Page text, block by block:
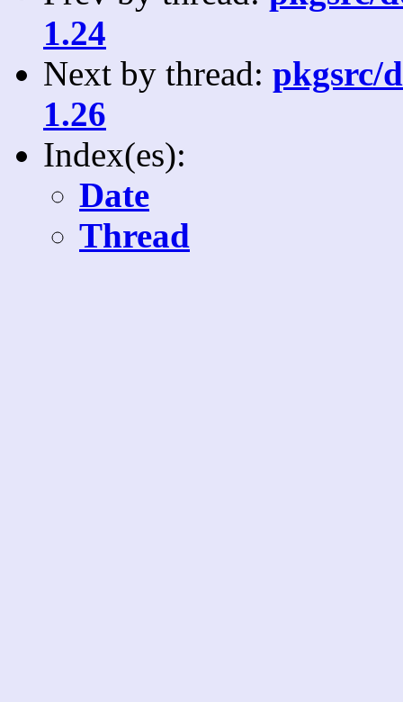
1.24
Next by thread: pkgsrc/
1.26
Index(es):
Date
Thread